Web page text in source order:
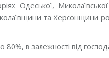
Одеської,
та Херсонщини
80%, в залежності від